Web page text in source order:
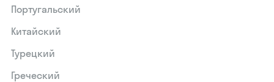
Португальский
Китайский
Турецкий
Греческий